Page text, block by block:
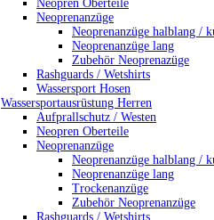
Neopren Oberteile
Neoprenanzüge
Neoprenanzüge halblang /
Neoprenanzüge lang
Zubehör Neoprenazüge
Rashguards / Wetshirts
Wassersport Hosen
Wassersportausrüstung Herren
Aufprallschutz / Westen
Neopren Oberteile
Neoprenanzüge
Neoprenanzüge halblang /
Neoprenanzüge lang
Trockenanzüge
Zubehör Neoprenanzüge
Rashguards / Wetshirts